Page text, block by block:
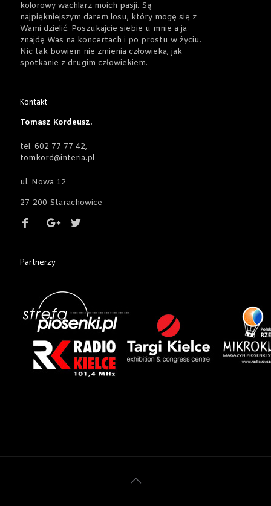
kolorowy wachlarz moich pasji. Są
najpiękniejszym darem losu, który mogę się z
Wami dzielić. Poszukajcie siebie u mnie a ja
znajdę Was na koncertach i po prostu w życiu.
Nic tak bowiem nie zmienia człowieka, jak
spotkanie z drugim człowiekiem.
Kontakt
Tomasz Kordeusz.
tel. 602 77 77 42,
tomkord@interia.pl
ul. Nowa 12
27-200 Starachowice
Partnerzy